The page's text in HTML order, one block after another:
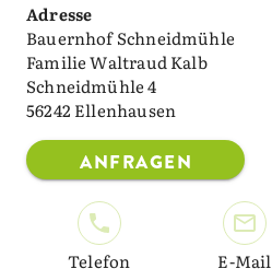
Adresse
Bauernhof Schneidmühle
Familie Waltraud Kalb
Schneidmühle 4
56242 Ellenhausen
ANFRAGEN
Telefon E-Mail